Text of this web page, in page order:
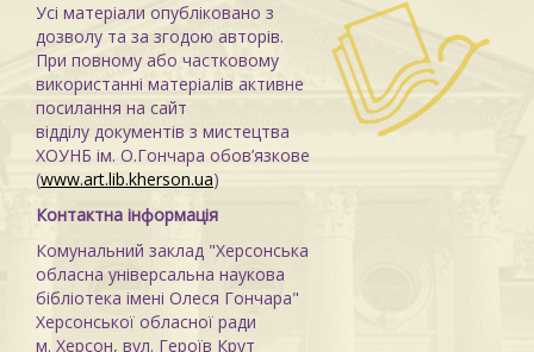
Усі матеріали опубліковано з
дозволу та за згодою авторів.
При повному або частковому
використанні матеріалів активне
посилання на сайт
відділу документів з мистецтва
ХОУНБ ім. О.Гончара обов’язкове
(www.art.lib.kherson.ua)
Контактна інформація
Комунальний заклад "Херсонська
обласна універсальна наукова
бібліотека імені Олеся Гончара"
Херсонської обласної ради
м. Херсон, вул. Героїв Крут